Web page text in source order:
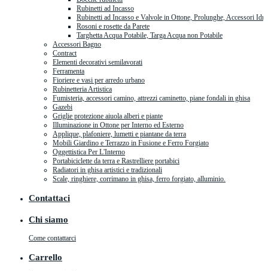
Rubinetti ad Incasso
Rubinetti ad Incasso e Valvole in Ottone, Prolunghe, Accessori
Rosoni e rosette da Parete
Targhetta Acqua Potabile, Targa Acqua non Potabile
Accessori Bagno
Contract
Elementi decorativi semilavorati
Ferramenta
Fioriere e vasi per arredo urbano
Rubinetteria Artistica
Fumisteria, accessori camino, attrezzi caminetto, piane fondali in ghisa
Gazebi
Griglie protezione aiuola alberi e piante
Illuminazione in Ottone per Interno ed Esterno
Applique, plafoniere, lumetti e piantane da terra
Mobili Giardino e Terrazzo in Fusione e Ferro Forgiato
Oggettistica Per L'Interno
Portabiciclette da terra e Rastrelliere portabici
Radiatori in ghisa artistici e tradizionali
Scale, ringhiere, corrimano in ghisa, ferro forgiato, alluminio.
Contattaci
Chi siamo
Come contattarci
Carrello